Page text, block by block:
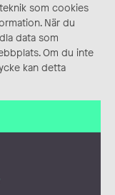
som cookies
När du
data som
Om du inte
kan detta